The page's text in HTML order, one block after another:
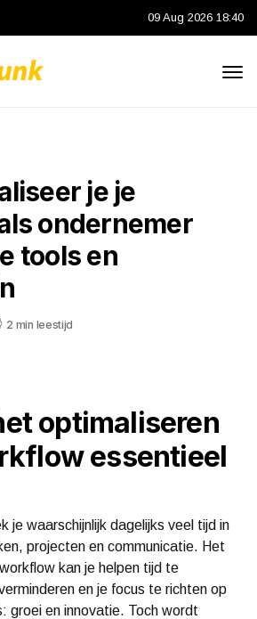
09 Aug 2026 18:40
je je
ondernemer
tools en
2 min leestijd
optimaliseren
essentieel
je waarschijnlijk dagelijks veel tijd in
projecten en communicatie. Het
kan je helpen tijd te
en je focus te richten op
groei en innovatie. Toch wordt